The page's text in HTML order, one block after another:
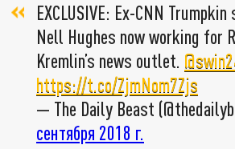
EXCLUSIVE: Ex-CNN
Nell Hughes now working for
Kremlin’s news outlet.
https://t.co/ZjmNom7Zjs
— The Daily Beast
сентября 2018 г.